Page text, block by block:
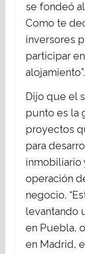
se fondeó al
Como te
inversores
participar
alojamiento”.
Dijo que el
punto es la
proyectos
para
inmobiliario
operación
negocio.
levantando
en Puebla,
en Madrid,